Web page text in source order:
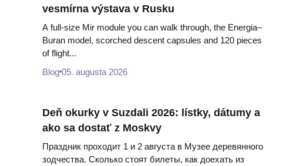
vesmírna výstava v Rusku
A full-size Mir module you can walk through, the Energia–
Buran model, scorched descent capsules and 120 pieces
of flight...
Blog 05. augusta 2026
Deň okurky v Suzdali 2026: lístky, dátumy a
ako sa dostať z Moskvy
Праздник проходит 1 и 2 августа в Музее деревянного
зодчества. Сколько стоят билеты, как доехать из